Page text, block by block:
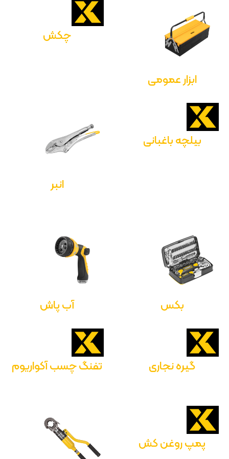
ابزار عمومی
چکش
بیلچه باغبانی
انبر
بکس آب پاش
گیره نجاری تفنگ چسب آکواریوم
پمپ روغن کش